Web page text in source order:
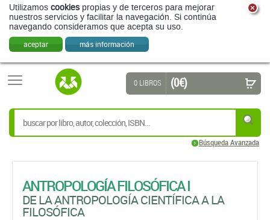
Utilizamos cookies propias y de terceros para mejorar
nuestros servicios y facilitar la navegación. Si continúa
navegando consideramos que acepta su uso.
aceptar más información
Búsqueda Avanzada
0 LIBROS (0 €)
ANTROPOLOGÍA FILOSÓFICA I
DE LA ANTROPOLOGÍA CIENTÍFICA A LA
FILOSÓFICA